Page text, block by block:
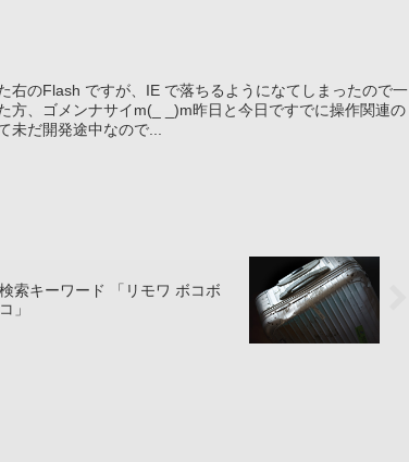
右のFlash ですが、IE で落ちるようになてしまったので一
方、ゴメンナサイm(_ _)m昨日と今日ですでに操作関連の
未だ開発途中なので...
検索キーワード 「リモワ ボコボ
コ」